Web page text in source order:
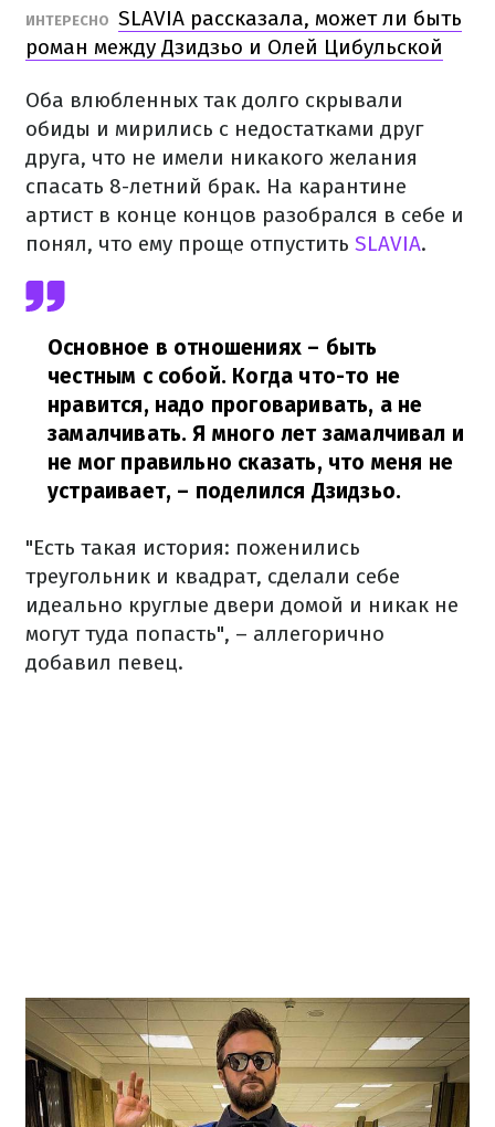
ИНТЕРЕСНО SLAVIA рассказала, может ли быть
роман между Дзидзьо и Олей Цибульской
Оба влюбленных так долго скрывали
обиды и мирились с недостатками друг
друга, что не имели никакого желания
спасать 8-летний брак. На карантине
артист в конце концов разобрался в себе и
понял, что ему проще отпустить SLAVIA.
Основное в отношениях – быть
честным с собой. Когда что-то не
нравится, надо проговаривать, а не
замалчивать. Я много лет замалчивал и
не мог правильно сказать, что меня не
устраивает, – поделился Дзидзьо.
"Есть такая история: поженились
треугольник и квадрат, сделали себе
идеально круглые двери домой и никак не
могут туда попасть", – аллегорично
добавил певец.